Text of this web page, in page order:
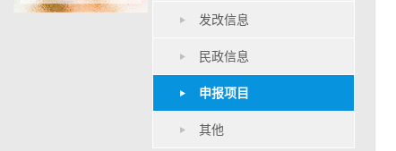
发改信息
民政信息
申报项目
其他